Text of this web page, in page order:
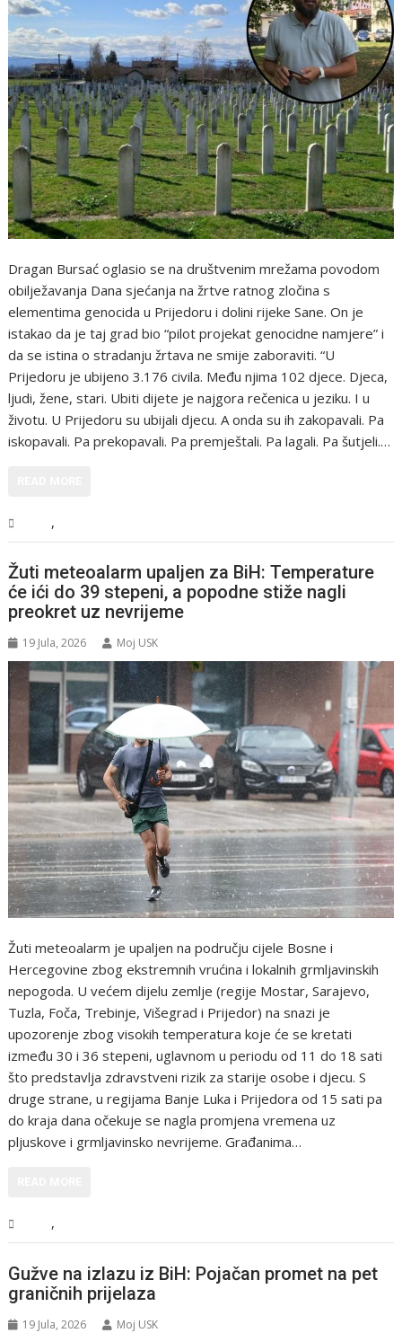
Dragan Bursać oglasio se na društvenim mrežama povodom
obilježavanja Dana sjećanja na žrtve ratnog zločina s
elementima genocida u Prijedoru i dolini rijeke Sane. On je
istakao da je taj grad bio “pilot projekat genocidne namjere” i
da se istina o stradanju žrtava ne smije zaboraviti. “U
Prijedoru je ubijeno 3.176 civila. Među njima 102 djece. Djeca,
ljudi, žene, stari. Ubiti dijete je najgora rečenica u jeziku. I u
životu. U Prijedoru su ubijali djecu. A onda su ih zakopavali. Pa
iskopavali. Pa prekopavali. Pa premještali. Pa lagali. Pa šutjeli.…
,
Žuti meteoalarm upaljen za BiH: Temperature
će ići do 39 stepeni, a popodne stiže nagli
preokret uz nevrijeme
19 Jula, 2026 Moj USK
Žuti meteoalarm je upaljen na području cijele Bosne i
Hercegovine zbog ekstremnih vrućina i lokalnih grmljavinskih
nepogoda. U većem dijelu zemlje (regije Mostar, Sarajevo,
Tuzla, Foča, Trebinje, Višegrad i Prijedor) na snazi je
upozorenje zbog visokih temperatura koje će se kretati
između 30 i 36 stepeni, uglavnom u periodu od 11 do 18 sati
što predstavlja zdravstveni rizik za starije osobe i djecu. S
druge strane, u regijama Banje Luka i Prijedora od 15 sati pa
do kraja dana očekuje se nagla promjena vremena uz
pljuskove i grmljavinsko nevrijeme. Građanima…
,
Gužve na izlazu iz BiH: Pojačan promet na pet
graničnih prijelaza
19 Jula, 2026 Moj USK